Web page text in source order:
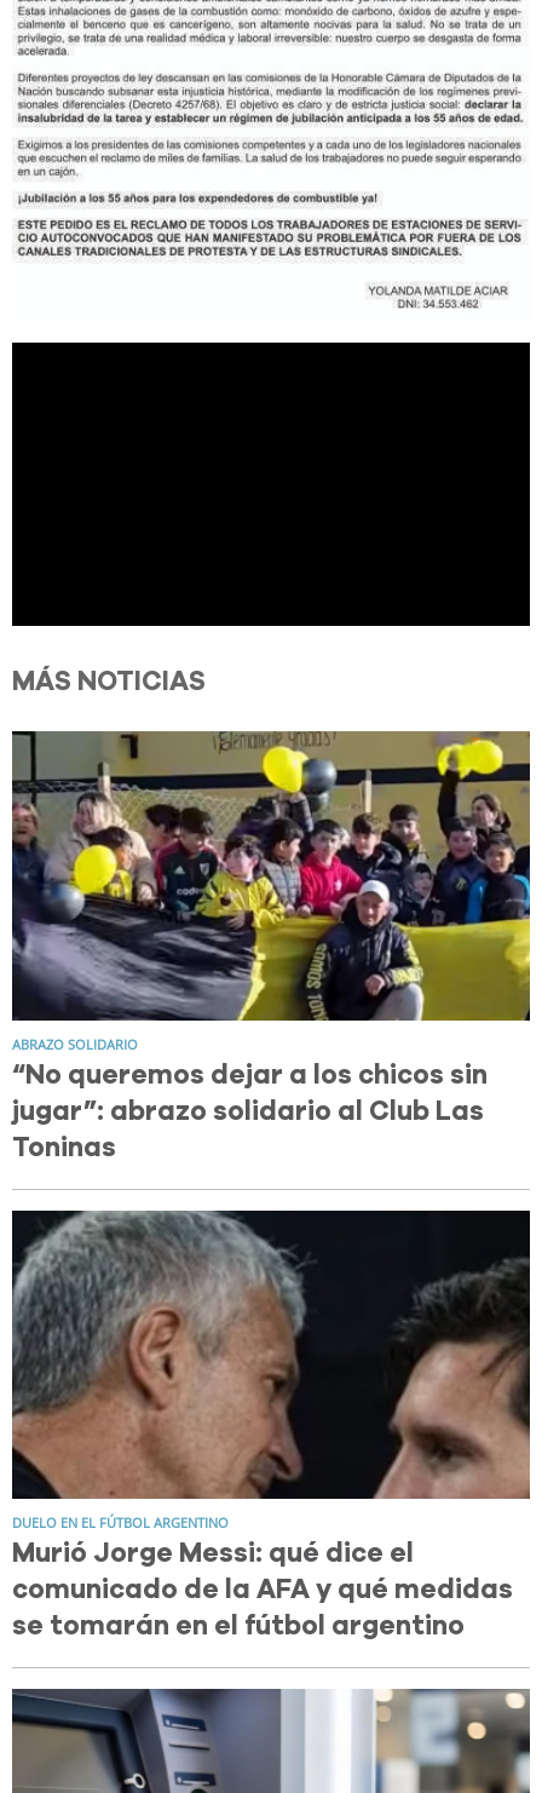
MÁS NOTICIAS
ABRAZO SOLIDARIO
“No queremos dejar a los chicos sin
jugar”: abrazo solidario al Club Las
Toninas
DUELO EN EL FÚTBOL ARGENTINO
Murió Jorge Messi: qué dice el
comunicado de la AFA y qué medidas
se tomarán en el fútbol argentino